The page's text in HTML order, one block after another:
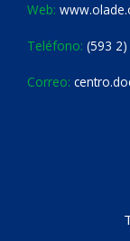
Web:
Teléfono: (593
Correo: